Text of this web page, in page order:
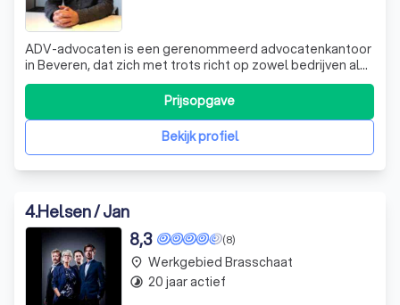
ADV-advocaten is een gerenommeerd advocatenkantoor
in Beveren, dat zich met trots richt op zowel bedrijven als
particulieren. Onze ervaren advocaten zijn
gespecialiseerd in een breed scala aan juridische
gebieden, waaronder aansprakelijkheid en verzekeringen,
contracten, vastgoed en bouw, zakenrecht
Bekijk profiel
Prijsopgave
4.Helsen / Jan
(8)
8,3
place Werkgebied Brasschaat
timelapse 20 jaar actief